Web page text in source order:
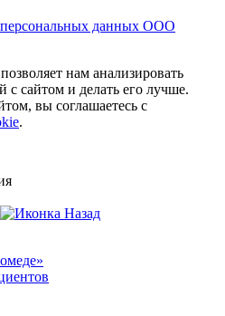
персональных данных ООО
нам анализировать
с сайтом и делать его лучше.
вы соглашаетесь с
.
Назад